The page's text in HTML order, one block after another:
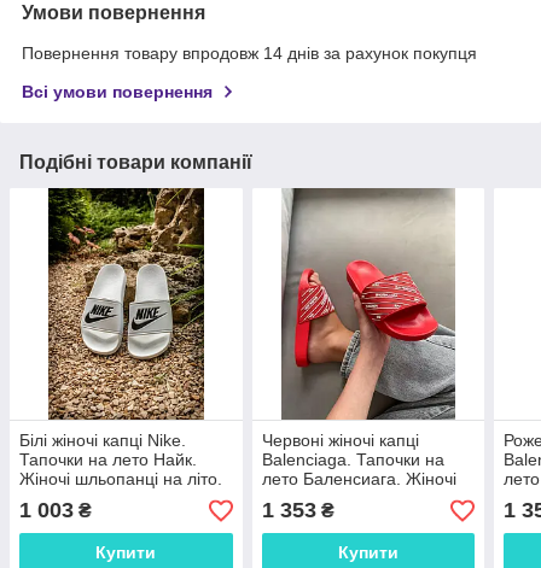
Умови повернення
Повернення товару впродовж 14 днів за рахунок покупця
Всі умови повернення
Подібні товари компанії
Білі жіночі капці Nike.
Тапочки на лето Найк.
Жіночі шльопанці на літо.
1 003 ₴
Купити
Червоні жіночі капці
Balenciaga. Тапочки на
лето Баленсиага. Жіночі
шльопанці на літо.
1 353₴
Купити
1